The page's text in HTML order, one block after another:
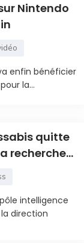
Nintendo
enfin bénéficier
la...
quitte
recherche
intelligence
direction